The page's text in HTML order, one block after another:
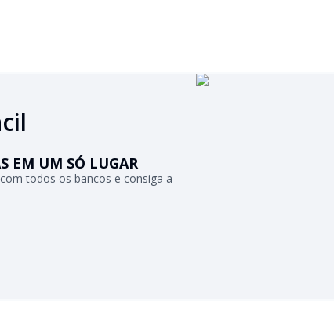
EM UM SÓ LUGAR
todos os bancos e consiga a